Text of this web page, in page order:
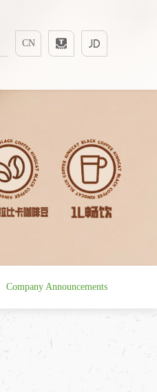
CN
Company Announcements